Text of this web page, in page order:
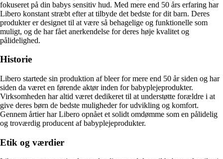
fokuseret på din babys sensitiv hud. Med mere end 50 års erfaring har
Libero konstant stræbt efter at tilbyde det bedste for dit barn. Deres
produkter er designet til at være så behagelige og funktionelle som
muligt, og de har fået anerkendelse for deres høje kvalitet og
pålidelighed.
Historie
Libero startede sin produktion af bleer for mere end 50 år siden og har
siden da været en førende aktør inden for babyplejeprodukter.
Virksomheden har altid været dedikeret til at understøtte forældre i at
give deres børn de bedste muligheder for udvikling og komfort.
Gennem årtier har Libero opnået et solidt omdømme som en pålidelig
og troværdig producent af babyplejeprodukter.
Etik og værdier